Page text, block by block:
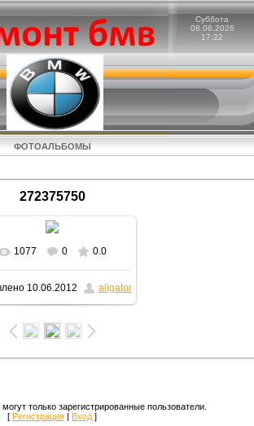
Суббота
08.08.2026
17:22
ФОТОАЛЬБОМЫ
272375750
В реальном размере
1600x900/ 240.8Kb
1077 0 0.0
10.06.2012 aligator
только зарегистрированные пользователи.
[ Регистрация | Вход ]